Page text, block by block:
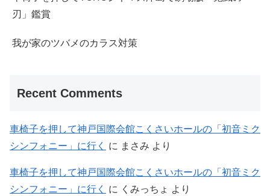
刃」鑑賞
我が家のツバメのカラス対策
Recent Comments
車椅子を押して神戸国際会館こくさいホールの「初音ミク
シンフォニー」に行く
に まさみ より
車椅子を押して神戸国際会館こくさいホールの「初音ミク
シンフォニー」に行く
に くみっちょ より